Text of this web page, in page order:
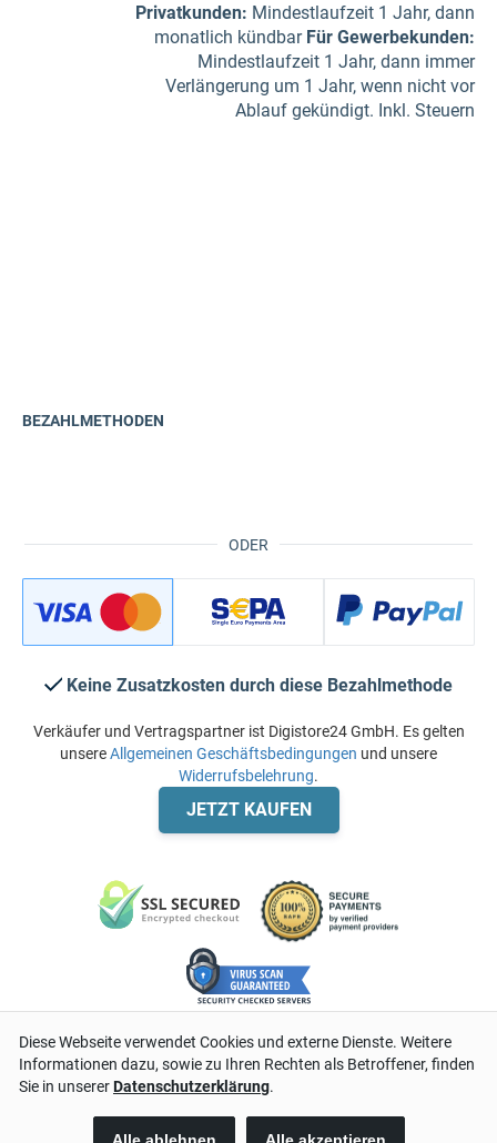
Privatkunden: Mindestlaufzeit 1 Jahr, dann
monatlich kündbar Für Gewerbe­kunden:
Mindestlaufzeit 1 Jahr, dann immer
Verlängerung um 1 Jahr, wenn nicht vor
Ablauf gekündigt. Inkl. Steuern
ODER
BEZAHLMETHODEN
Keine Zusatzkosten durch diese Bezahlmethode
Verkäufer und Vertragspartner ist Digistore24 GmbH. Es gelten
unsereAllgemeinen Geschäftsbedingungen und unsere
Widerrufsbelehrung.
JETZT KAUFEN